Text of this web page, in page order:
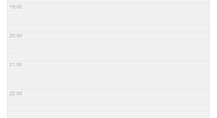
19:00
20:00
21:00
22:00